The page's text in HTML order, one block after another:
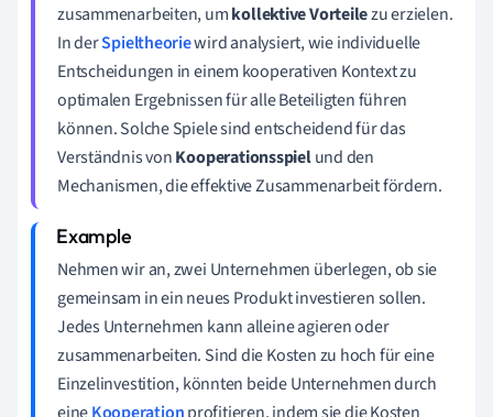
zusammenarbeiten, umkollektive Vorteilezu erzielen.
In derSpieltheoriewird analysiert, wie individuelle
Entscheidungen in einem kooperativen Kontext zu
optimalen Ergebnissen für alle Beteiligten führen
können. Solche Spiele sind entscheidend für das
Verständnis vonKooperationsspielund den
Mechanismen, die effektive Zusammenarbeit fördern.
Nehmen wir an, zwei Unternehmen überlegen, ob sie
gemeinsam in ein neues Produkt investieren sollen.
Jedes Unternehmen kann alleine agieren oder
zusammenarbeiten. Sind die Kosten zu hoch für eine
Einzelinvestition, könnten beide Unternehmen durch
eineKooperationprofitieren, indem sie die Kosten